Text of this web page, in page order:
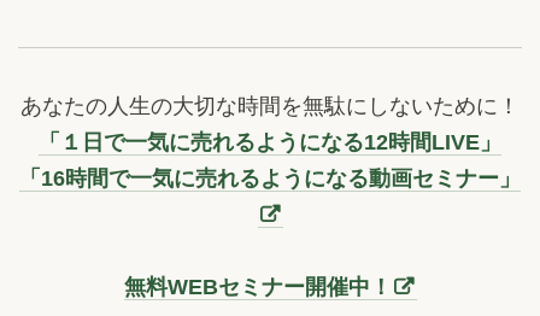
あなたの人生の大切な時間を無駄にしないために！
「１日で一気に売れるようになる12時間LIVE」
「16時間で一気に売れるようになる動画セミナー」
無料WEBセミナー開催中！